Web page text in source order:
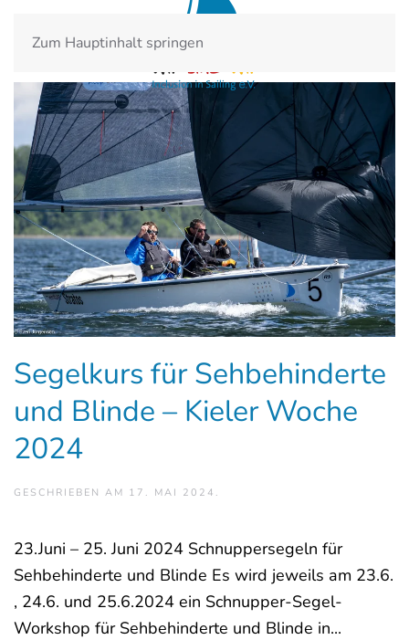
Zum Hauptinhalt springen
Segelkurs für Sehbehinderte
und Blinde – Kieler Woche
2024
GESCHRIEBEN AM 17. MAI 2024 .
23.Juni – 25. Juni 2024 Schnuppersegeln für
Sehbehinderte und Blinde Es wird jeweils am 23.6.
, 24.6. und 25.6.2024 ein Schnupper-Segel-
Workshop für Sehbehinderte und Blinde in...